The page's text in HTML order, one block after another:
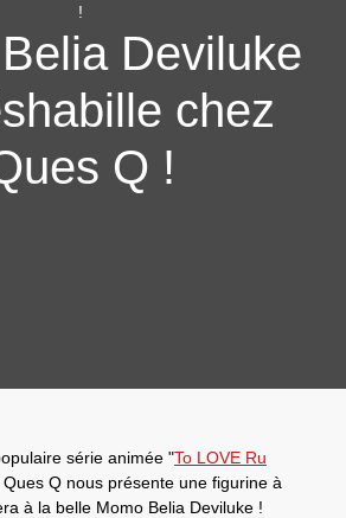
!
Deviluke
chez
Q !
série animée "To LOVE Ru
Q nous présente une figurine à
à la belle Momo Belia Deviluke !